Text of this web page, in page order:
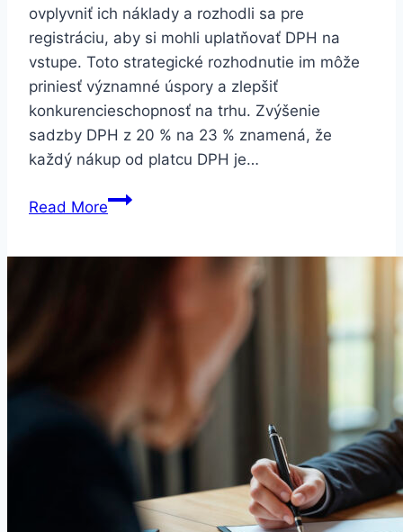
ovplyvniť ich náklady a rozhodli sa pre
registráciu, aby si mohli uplatňovať DPH na
vstupe. Toto strategické rozhodnutie im môže
priniesť významné úspory a zlepšiť
konkurencieschopnosť na trhu. Zvýšenie
sadzby DPH z 20 % na 23 % znamená, že
každý nákup od platcu DPH je…
Read MoreDobrovoľná
záujmu
zvýšení
na
23